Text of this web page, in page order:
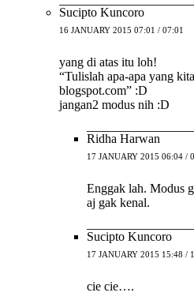
Sucipto Kuncoro
16 JANUARY 2015 07:01 / 07:01
yang di atas itu loh!
“Tulislah apa-apa yang
blogspot.com” :D
jangan2 modus nih :D
Ridha Harwan
17 JANUARY 2015 06:04 /
Enggak lah. Modus
aj gak kenal.
Sucipto Kuncoro
17 JANUARY 2015 15:48 /
cie cie….